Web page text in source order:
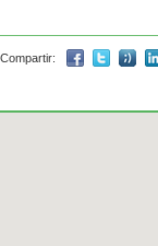
Compartir: